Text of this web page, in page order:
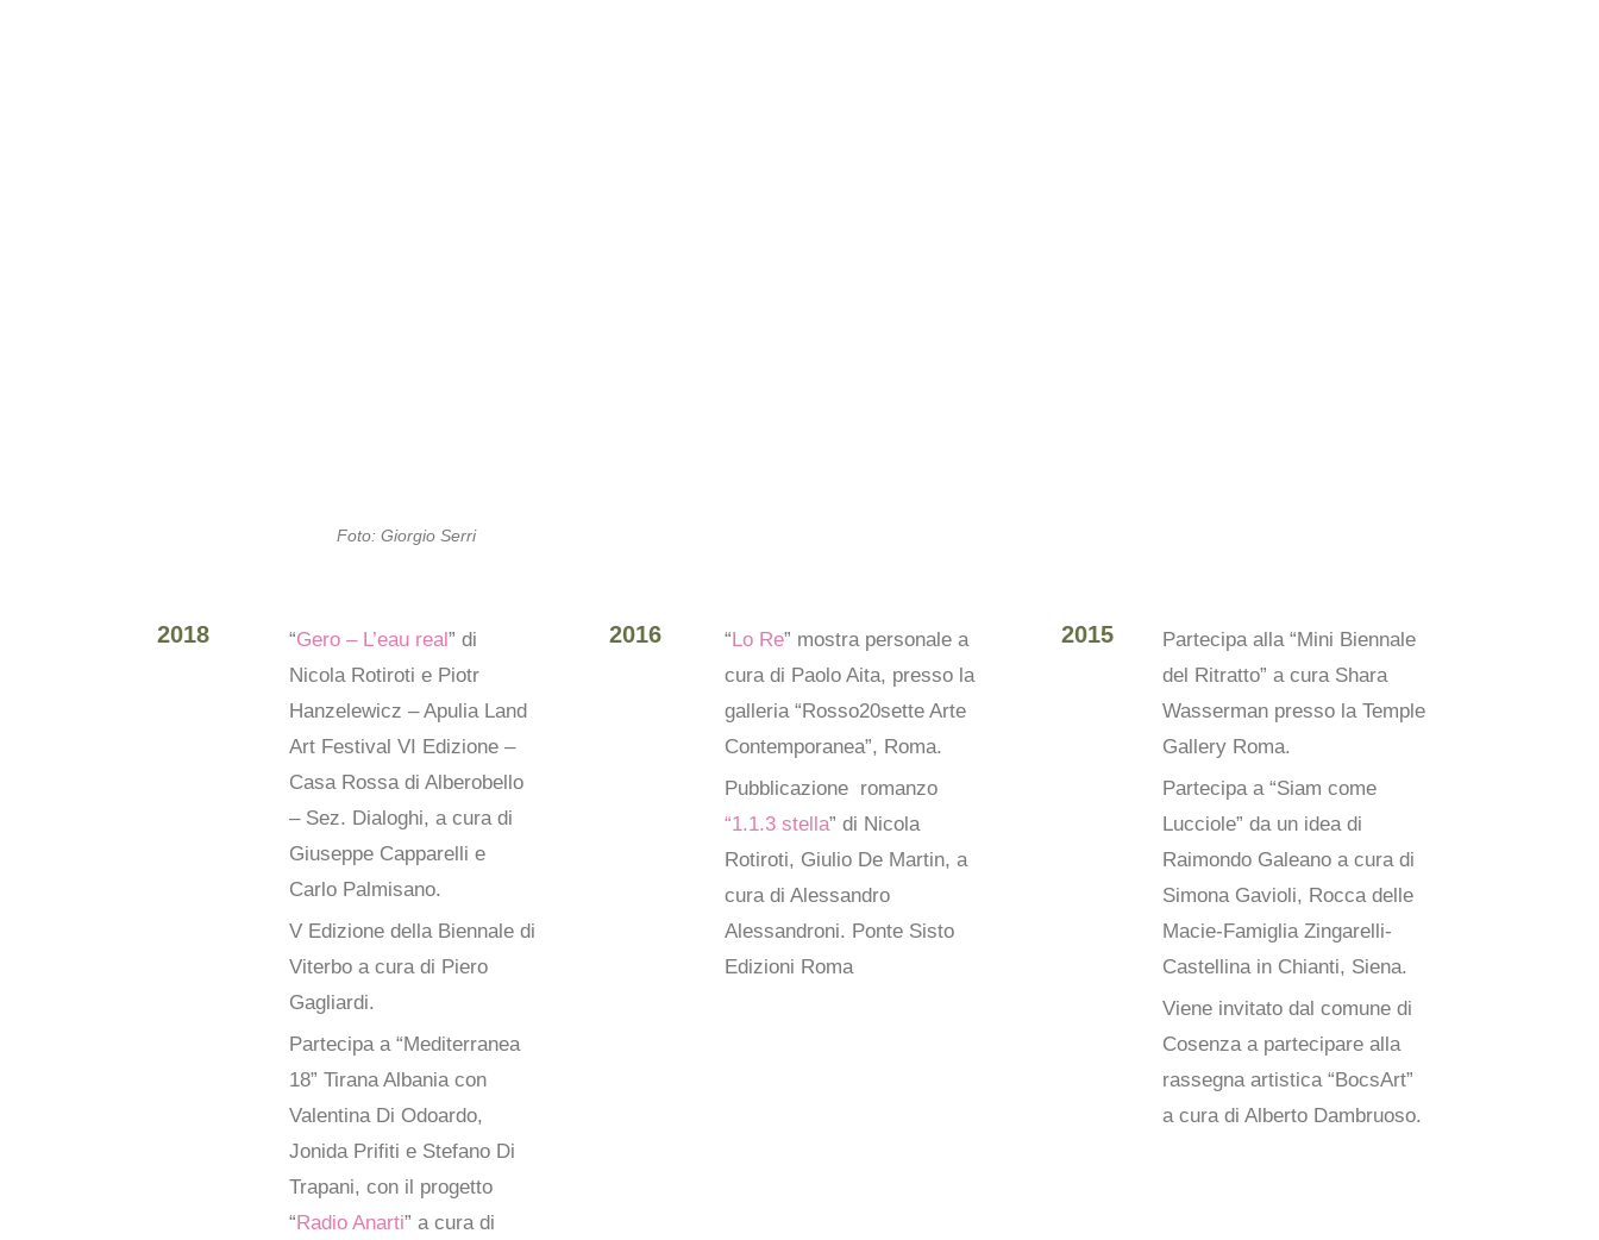
Foto: Giorgio Serri
2018 “Gero – L’eau real” di
Nicola Rotiroti e Piotr
Hanzelewicz – Apulia Land
Art Festival VI Edizione –
Casa Rossa di Alberobello
– Sez. Dialoghi, a cura di
Giuseppe Capparelli e
Carlo Palmisano.
V Edizione della Biennale di
Viterbo a cura di Piero
Gagliardi.
Partecipa a “Mediterranea
18” Tirana Albania con
Valentina Di Odoardo,
Jonida Prifiti e Stefano Di
Trapani, con il progetto
“Radio Anarti” a cura di
2016 “Lo Re” mostra personale a
cura di Paolo Aita, presso la
galleria “Rosso20sette Arte
Contemporanea”, Roma.
Pubblicazione romanzo
“1.1.3 stella” di Nicola
Rotiroti, Giulio De Martin, a
cura di Alessandro
Alessandroni. Ponte Sisto
Edizioni Roma
2015
Partecipa alla “Mini Biennale
del Ritratto” a cura Shara
Wasserman presso la Temple
Gallery Roma.
Partecipa a “Siam come
Lucciole” da un idea di
Raimondo Galeano a cura di
Simona Gavioli, Rocca delle
Macie-Famiglia Zingarelli-
Castellina in Chianti, Siena.
Viene invitato dal comune di
Cosenza a partecipare alla
rassegna artistica “BocsArt”
a cura di Alberto Dambruoso.